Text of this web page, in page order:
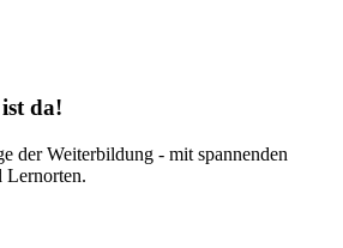
da!
der Weiterbildung - mit spannenden
Lernorten.